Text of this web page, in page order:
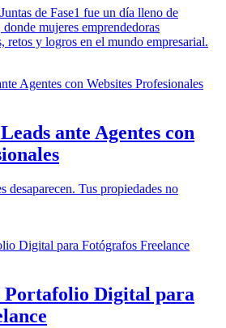
de Fase1 fue un día lleno de
mujeres emprendedoras
retos y logros en el mundo empresarial.
ante Agentes con
desaparecen. Tus propiedades no
Portafolio Digital para